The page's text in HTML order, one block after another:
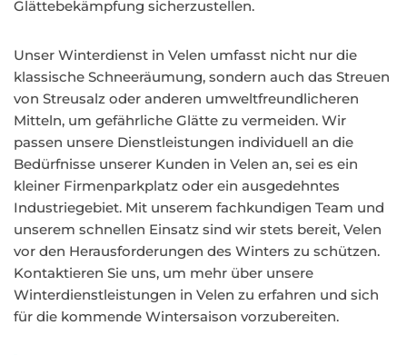
Glättebekämpfung sicherzustellen.
Unser Winterdienst in Velen umfasst nicht nur die
klassische Schneeräumung, sondern auch das Streuen
von Streusalz oder anderen umweltfreundlicheren
Mitteln, um gefährliche Glätte zu vermeiden. Wir
passen unsere Dienstleistungen individuell an die
Bedürfnisse unserer Kunden in Velen an, sei es ein
kleiner Firmenparkplatz oder ein ausgedehntes
Industriegebiet. Mit unserem fachkundigen Team und
unserem schnellen Einsatz sind wir stets bereit, Velen
vor den Herausforderungen des Winters zu schützen.
Kontaktieren Sie uns, um mehr über unsere
Winterdienstleistungen in Velen zu erfahren und sich
für die kommende Wintersaison vorzubereiten.